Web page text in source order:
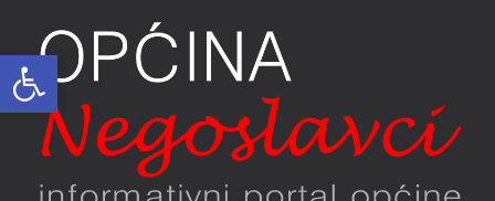
Open toolbar
content